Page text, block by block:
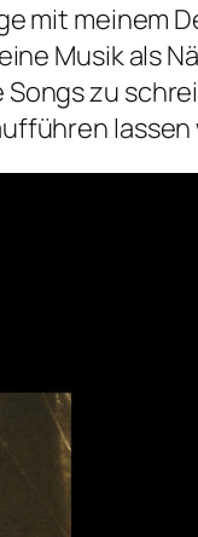
mit meinem
Musik als
zu